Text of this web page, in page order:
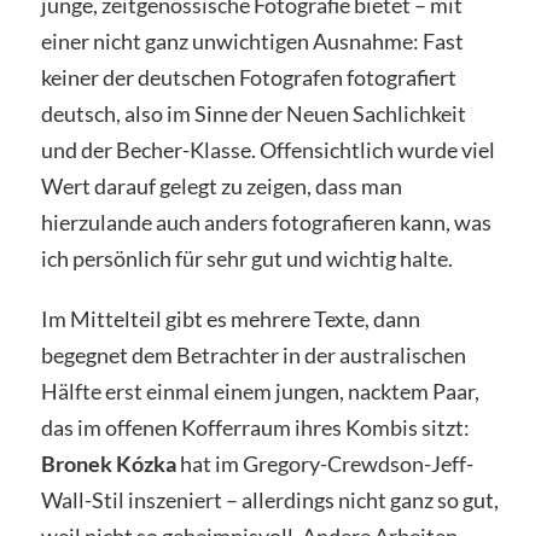
einer nicht ganz unwichtigen Ausnahme: Fast
keiner der deutschen Fotografen fotografiert
deutsch, also im Sinne der Neuen Sachlichkeit
und der Becher-Klasse. Offensichtlich wurde viel
Wert darauf gelegt zu zeigen, dass man
hierzulande auch anders fotografieren kann, was
ich persönlich für sehr gut und wichtig halte.
Im Mittelteil gibt es mehrere Texte, dann
begegnet dem Betrachter in der australischen
Hälfte erst einmal einem jungen, nacktem Paar,
das im offenen Kofferraum ihres Kombis sitzt:
Bronek Kózkahat im Gregory-Crewdson-Jeff-
Wall-Stil inszeniert – allerdings nicht ganz so gut,